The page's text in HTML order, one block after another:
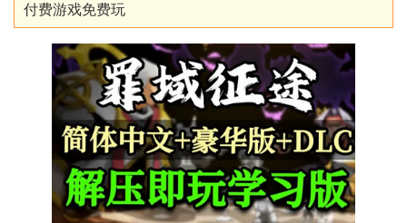
付费游戏免费玩